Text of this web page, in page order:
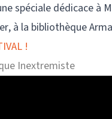
spéciale dédicace à
à la bibliothèque
!
Inextremiste